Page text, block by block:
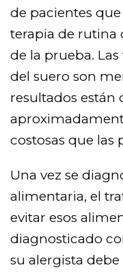
de pacientes
terapia de rutina
de la prueba.
del suero son
resultados están
costosas que las
Una vez se
alimentaria, el
evitar esos
diagnosticado
su alergista